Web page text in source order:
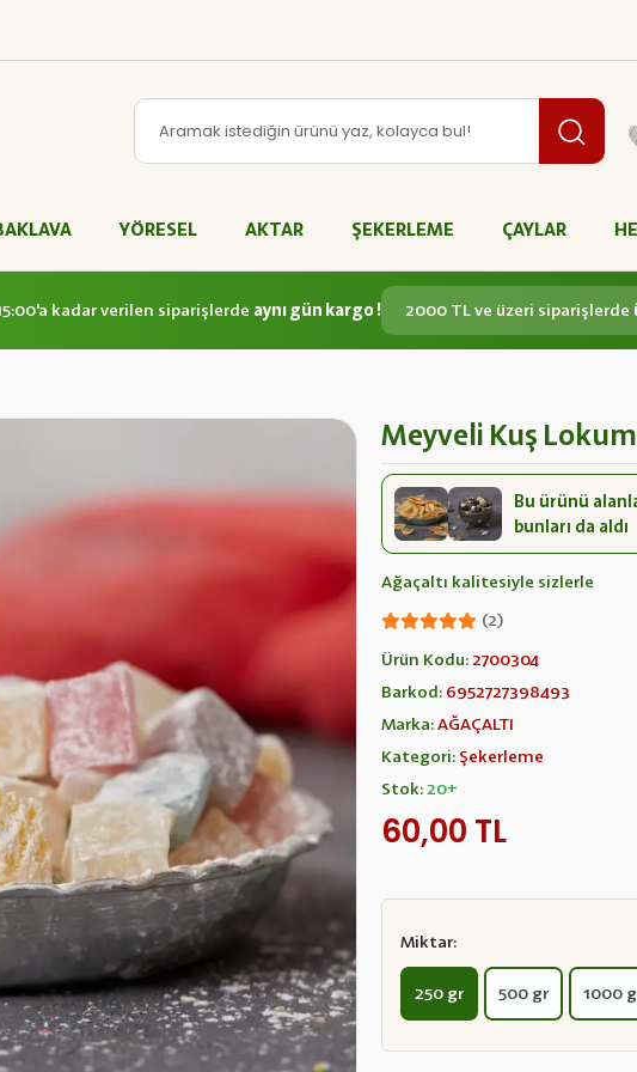
YÖRESEL AKTAR ŞEKERLEME ÇAYLAR
kadar verilen siparişlerde aynı gün kargo ! 2000 TL ve üzeri siparişlerde
Meyveli Kuş
Bu ürünü
bunları da aldı
Ağaçaltı kalitesiyle sizlerle
(2)
Ürün Kodu:2700304
Barkod: 6952727398493
Marka:AĞAÇALTI
Kategori: Şekerleme
Stok:20+
60,00 TL
Miktar:
250 gr 500 gr 1000